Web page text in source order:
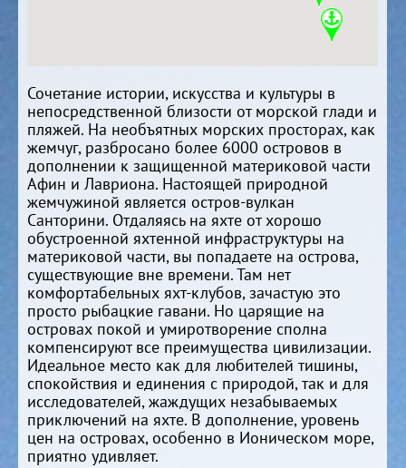
Сочетание истории, искусства и культуры в
непосредственной близости от морской глади и
пляжей. На необъятных морских просторах, как
жемчуг, разбросано более 6000 островов в
дополнении к защищенной материковой части
Афин и Лавриона. Настоящей природной
жемчужиной является остров-вулкан
Санторини. Отдаляясь на яхте от хорошо
обустроенной яхтенной инфраструктуры на
материковой части, вы попадаете на острова,
существующие вне времени. Там нет
комфортабельных яхт-клубов, зачастую это
просто рыбацкие гавани. Но царящие на
островах покой и умиротворение сполна
компенсируют все преимущества цивилизации.
Идеальное место как для любителей тишины,
спокойствия и единения с природой, так и для
исследователей, жаждущих незабываемых
приключений на яхте. В дополнение, уровень
цен на островах, особенно в Ионическом море,
приятно удивляет.